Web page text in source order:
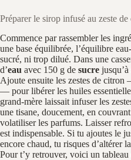
Préparer le sirop infusé au zeste de
Commence par rassembler les
une base équilibrée, l’équilibre
sucré, ni trop dilué. Dans une
d’eau avec 150 g de sucre
Ajoute ensuite les zestes de
— pour libérer les huiles
grand-mère laissait infuser les
une tisane, doucement, en
volatiliser les parfums. Laisser
est indispensable. Si tu ajoutes le
encore chaud, tu risques d’altérer
Pour t’y retrouver, voici un